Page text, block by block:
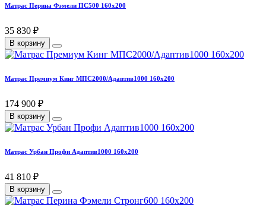
Матрас Перина Фэмели ПС500 160х200
35 830 ₽
В корзину
Матрас Премиум Кинг МПС2000/Адаптив1000 160х200
174 900 ₽
В корзину
Матрас Урбан Профи Адаптив1000 160х200
41 810 ₽
В корзину